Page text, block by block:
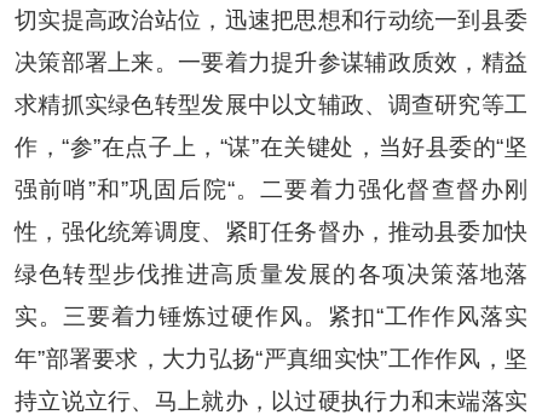
切实提高政治站位，迅速把思想和行动统一到县委
决策部署上来。一要着力提升参谋辅政质效，精益
求精抓实绿色转型发展中以文辅政、调查研究等工
作，“参”在点子上，“谋”在关键处，当好县委的“坚
强前哨”和”巩固后院“。二要着力强化督查督办刚
性，强化统筹调度、紧盯任务督办，推动县委加快
绿色转型步伐推进高质量发展的各项决策落地落
实。三要着力锤炼过硬作风。紧扣“工作作风落实
年”部署要求，大力弘扬“严真细实快”工作作风，坚
持立说立行、马上就办，以过硬执行力和末端落实